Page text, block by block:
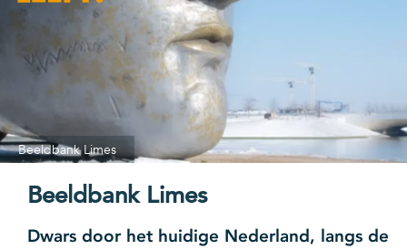
Beeldbank Limes
Beeldbank Limes
Dwars door het huidige Nederland, langs de